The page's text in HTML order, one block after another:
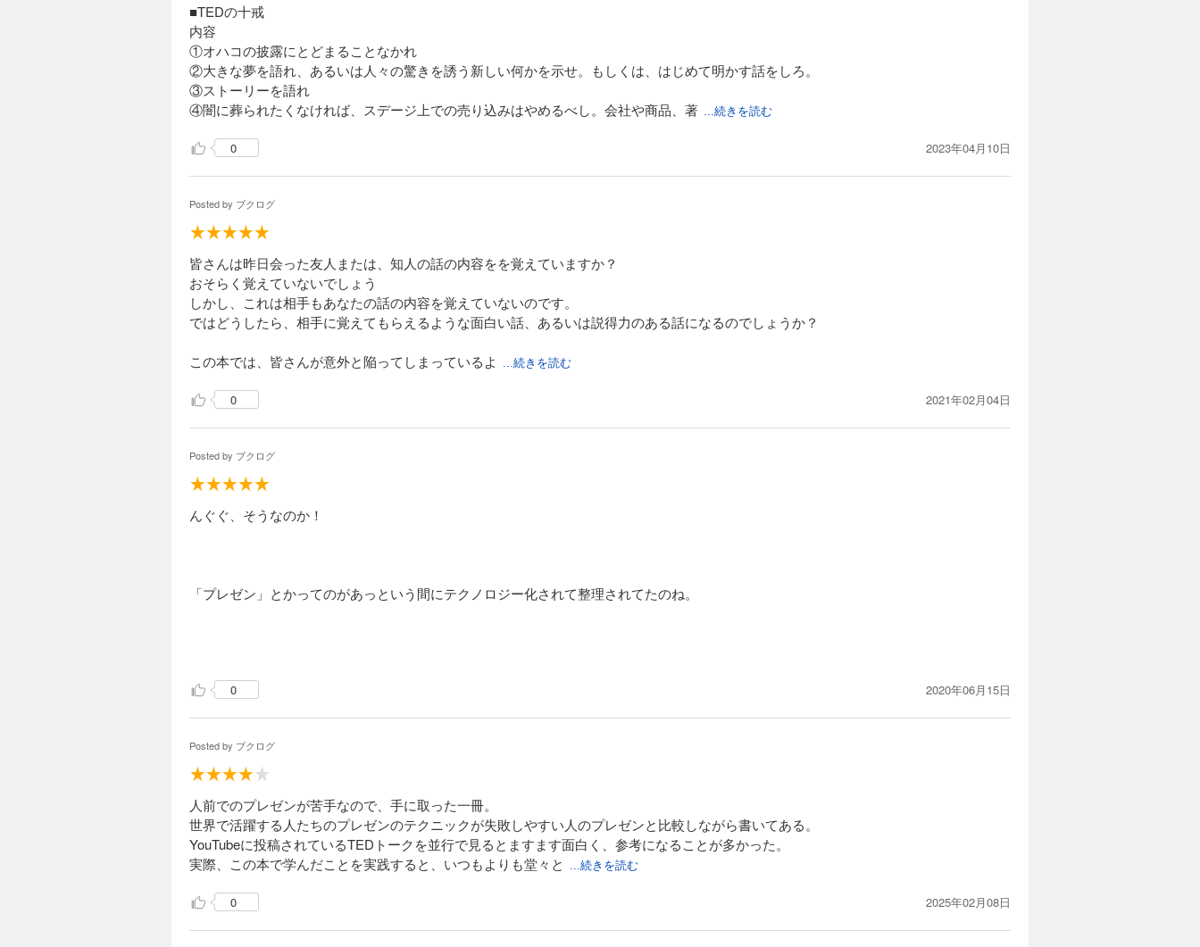
■TEDの十戒
内容
①オハコの披露にとどまることなかれ
②大きな夢を語れ、あるいは人々の驚きを誘う新しい何かを示せ。もしくは、はじめて明かす話をしろ。
③ストーリーを語れ
④闇に葬られたくなければ、スデージ上での売り込みはやめるべし。会社や商品、著
...続きを読む
0 2023年04月10日
Posted by ブクログ
皆さんは昨日会った友人または、知人の話の内容をを覚えていますか？
おそらく覚えていないでしょう
しかし、これは相手もあなたの話の内容を覚えていないのです。
ではどうしたら、相手に覚えてもらえるような面白い話、あるいは説得力のある話になるのでしょうか？
この本では、皆さんが意外と陥ってしまっているよ ...続きを読む
0 2021年02月04日
Posted by ブクログ
んぐぐ、そうなのか！
「プレゼン」とかってのがあっという間にテクノロジー化されて整理されてたのね。
0 2020年06月15日
Posted by ブクログ
人前でのプレゼンが苦手なので、手に取った一冊。
世界で活躍する人たちのプレゼンのテクニックが失敗しやすい人のプレゼンと比較しながら書いてある。
YouTubeに投稿されているTEDトークを並行で見るとますます面白く、参考になることが多かった。
実際、この本で学んだことを実践すると、いつもよりも堂々と
...続きを読む
0 2025年02月08日